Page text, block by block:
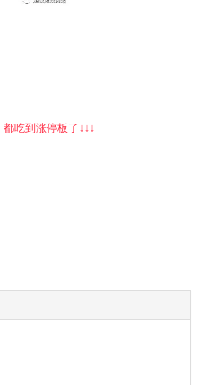
都吃到涨停板了↓↓↓